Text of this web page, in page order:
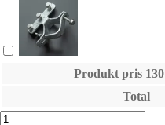
Produkt pris 130
Total
Skylt